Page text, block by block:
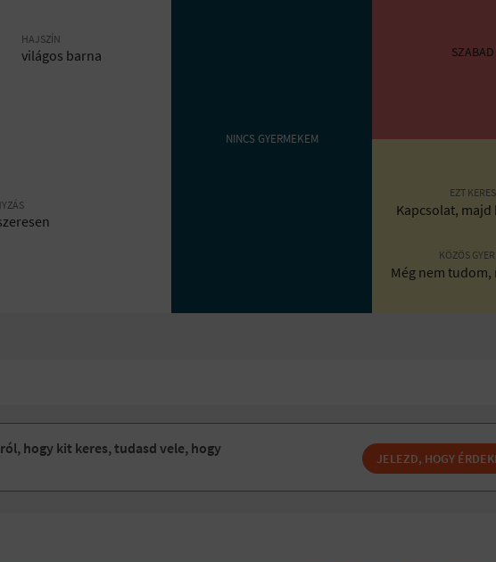
HAJSZÍN
világos barna
NINCS GYERMEKEM
SZABAD
EZT KERES
Kapcsolat,
KÖZÖS
Még nem
hogy kit keres, tudasd vele, hogy
JELEZD, HOGY